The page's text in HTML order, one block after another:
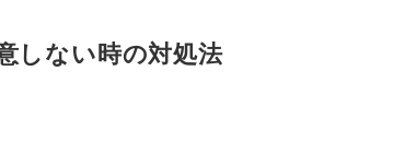
しない時の対処法